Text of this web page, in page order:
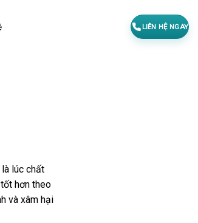
LIÊN HỆ NGAY
là lúc chất
hơn theo
và xâm hại